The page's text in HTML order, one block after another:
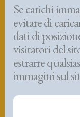
Se carichi
evitare di
dati di
visitatori del
estrarre
immagini sul